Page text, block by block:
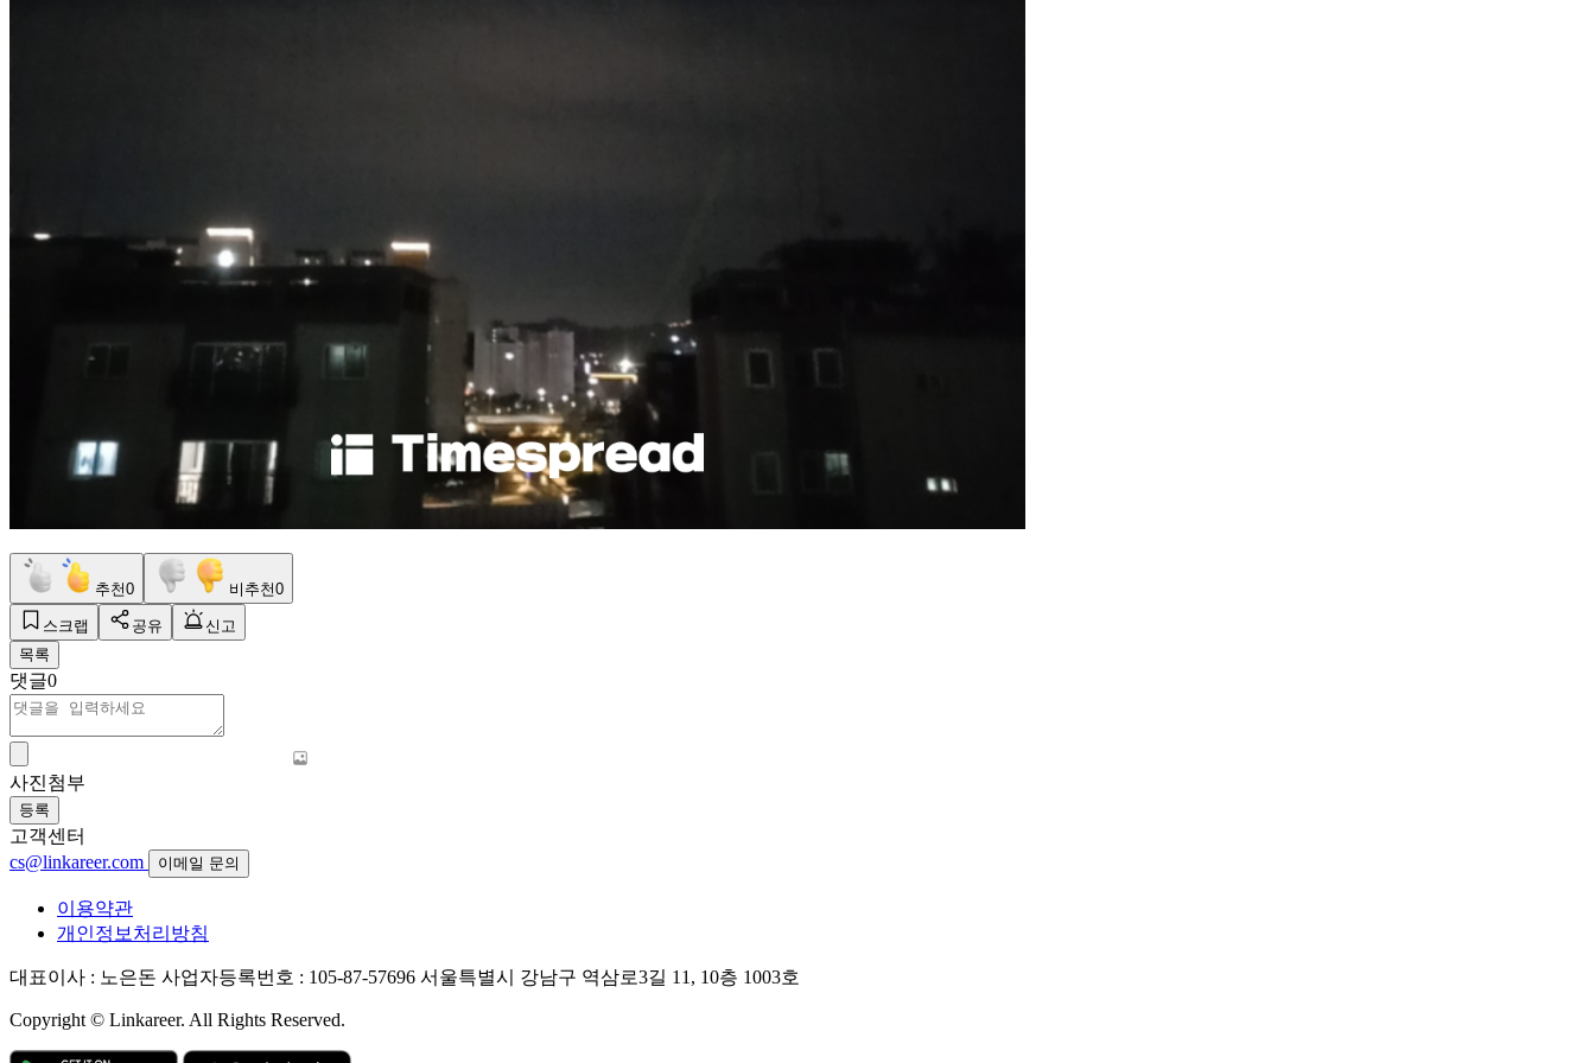
추천0 비추천0
스크랩 공유
신고
목록
댓글0
사진첨부
등록
고객센터
cs@linkareer.com
이메일 문의
이용약관
개인정보처리방침
대표이사 : 노은돈 사업자등록번호 : 105-87-57696 서울특별시 강남구 역삼로3길 11, 10층 1003호
Copyright © Linkareer. All Rights Reserved.